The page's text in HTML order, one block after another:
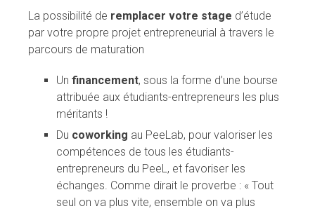
La possibilité de remplacer votre stage d’étude
par votre propre projet entrepreneurial à travers le
parcours de maturation
Un financement, sous la forme d’une bourse
attribuée aux étudiants-entrepreneurs les plus
méritants !
Du coworking au PeeLab, pour valoriser les
compétences de tous les étudiants-
entrepreneurs du PeeL, et favoriser les
échanges. Comme dirait le proverbe : « Tout
seul on va plus vite, ensemble on va plus